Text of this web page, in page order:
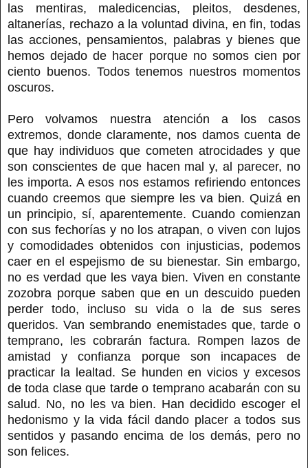
las mentiras, maledicencias, pleitos, desdenes,
altanerías, rechazo a la voluntad divina, en fin, todas
las acciones, pensamientos, palabras y bienes que
hemos dejado de hacer porque no somos cien por
ciento buenos. Todos tenemos nuestros momentos
oscuros.
Pero volvamos nuestra atención a los casos
extremos, donde claramente, nos damos cuenta de
que hay individuos que cometen atrocidades y que
son conscientes de que hacen mal y, al parecer, no
les importa. A esos nos estamos refiriendo entonces
cuando creemos que siempre les va bien. Quizá en
un principio, sí, aparentemente. Cuando comienzan
con sus fechorías y no los atrapan, o viven con lujos
y comodidades obtenidos con injusticias, podemos
caer en el espejismo de su bienestar. Sin embargo,
no es verdad que les vaya bien. Viven en constante
zozobra porque saben que en un descuido pueden
perder todo, incluso su vida o la de sus seres
queridos. Van sembrando enemistades que, tarde o
temprano, les cobrarán factura. Rompen lazos de
amistad y confianza porque son incapaces de
practicar la lealtad. Se hunden en vicios y excesos
de toda clase que tarde o temprano acabarán con su
salud. No, no les va bien. Han decidido escoger el
hedonismo y la vida fácil dando placer a todos sus
sentidos y pasando encima de los demás, pero no
son felices.